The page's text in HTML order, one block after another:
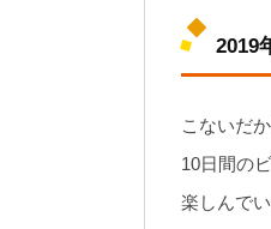
2019
こないだ
10日間の
楽しんで